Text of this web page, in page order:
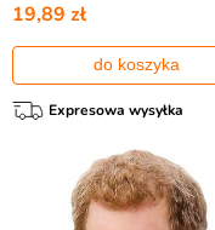
19,89 zł
do koszyka
Expresowa wysyłka